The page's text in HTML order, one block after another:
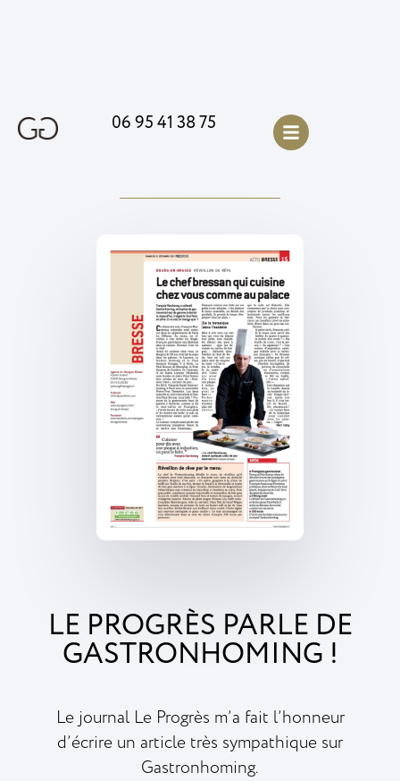
06 95 41 38 75
LE PROGRÈS PARLE DE
GASTRONHOMING !
Le journal Le Progrès m’a fait l’honneur
d’écrire un article très sympathique sur
Gastronhoming.